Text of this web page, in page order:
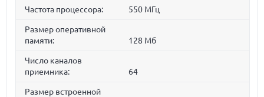
Частота процессора: 550 МГц
Размер оперативной
памяти:
128 Мб
Число каналов
приемника:
64
Размер встроенной